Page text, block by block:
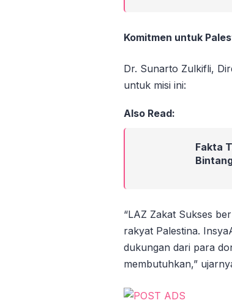
Komitmen untuk
Dr. Sunarto Zulkifli,
untuk misi ini:
Also Read:
Fakta
“LAZ Zakat Sukses
rakyat Palestina.
dukungan dari para
membutuhkan,”